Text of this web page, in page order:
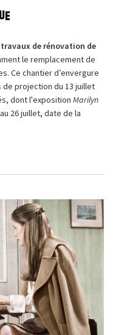
de rénovation de
le remplacement de
Ce chantier d’envergure
projection du 13 juillet
dont l'exposition Marilyn
26 juillet, date de la